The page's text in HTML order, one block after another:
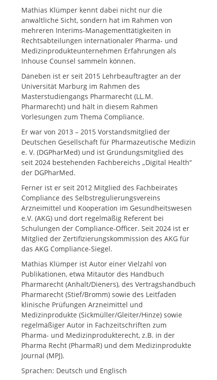
Mathias Klümper kennt dabei nicht nur die
anwaltliche Sicht, sondern hat im Rahmen von
mehreren Interims-Managementtätigkeiten in
Rechtsabteilungen internationaler Pharma- und
Medizinprodukteunternehmen Erfahrungen als
Inhouse Counsel sammeln können.
Daneben ist er seit 2015 Lehrbeauftragter an der
Universität Marburg im Rahmen des
Masterstudiengangs Pharmarecht (LL.M.
Pharmarecht) und hält in diesem Rahmen
Vorlesungen zum Thema Compliance.
Er war von 2013 – 2015 Vorstandsmitglied der
Deutschen Gesellschaft für Pharmazeutische Medizin
e. V. (DGPharMed) und ist Gründungsmitglied des
seit 2024 bestehenden Fachbereichs „Digital Health“
der DGPharMed.
Ferner ist er seit 2012 Mitglied des Fachbeirates
Compliance des Selbstregulierungsvereins
Arzneimittel und Kooperation im Gesundheitswesen
e.V. (AKG) und dort regelmäßig Referent bei
Schulungen der Compliance-Officer. Seit 2024 ist er
Mitglied der Zertifizierungskommission des AKG für
das AKG Compliance-Siegel.
Mathias Klümper ist Autor einer Vielzahl von
Publikationen, etwa Mitautor des Handbuch
Pharmarecht (Anhalt/Dieners), des Vertragshandbuch
Pharmarecht (Stief/Bromm) sowie des Leitfaden
klinische Prüfungen Arzneimittel und
Medizinprodukte (Sickmüller/Gleiter/Hinze) sowie
regelmäßiger Autor in Fachzeitschriften zum
Pharma- und Medizinprodukterecht, z.B. in der
Pharma Recht (PharmaR) und dem Medizinprodukte
Journal (MPJ).
Sprachen: Deutsch und Englisch